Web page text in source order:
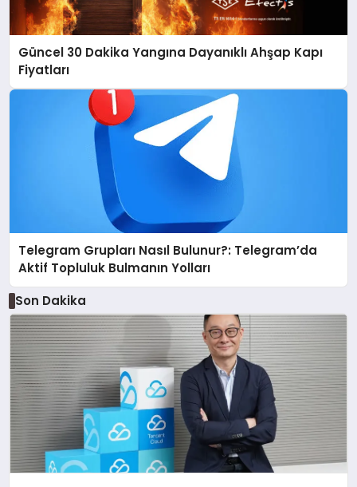
Güncel 30 Dakika Yangına Dayanıklı Ahşap Kapı
Fiyatları
Telegram Grupları Nasıl Bulunur?: Telegram’da
Aktif Topluluk Bulmanın Yolları
Son Dakika